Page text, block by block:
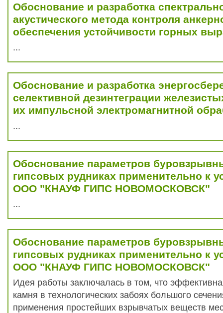
Обоснование и разработка
акустического метода контроля
обеспечения устойчивости горных
...
Обоснование и разработка
селективной дезинтеграции
их импульсной электромагнитной
...
Обоснование параметров
гипсовых рудниках применительно к
ООО "КНАУФ ГИПС НОВОМОСКОВСК"
...
Обоснование параметров
гипсовых рудниках применительно к
ООО "КНАУФ ГИПС НОВОМОСКОВСК"
Идея работы заключалась в том, что
камня в технологических забоях большого
применения простейших взрывчатых веществ